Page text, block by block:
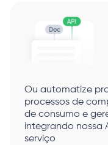
Ou automatize
processos de
de consumo e
integrando nossa
serviço